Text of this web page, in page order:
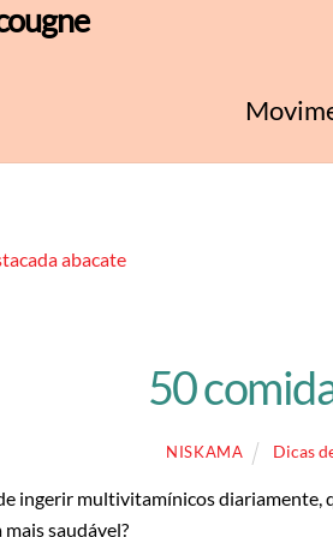
50
NISKAMA Dicas
ingerir multivitamínicos diariamente,
saudável?